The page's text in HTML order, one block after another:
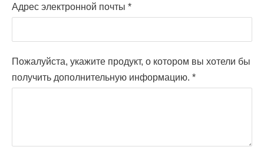
Адрес электронной почты *
Пожалуйста, укажите продукт, о котором вы хотели бы
получить дополнительную информацию. *